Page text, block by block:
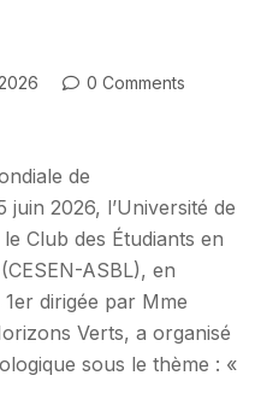
0 Comments
de
juin 2026, l’Université de
Club des Étudiants en
ASBL), en
dirigée par Mme
Verts, a organisé
sous le thème : «